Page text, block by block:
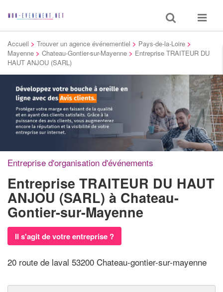
Toggle
search
Toggle
Accueil > Trouver un agence événementiel > Pays-de-la-Loire >
Mayenne > Chateau-Gontier-sur-Mayenne > Entreprise TRAITEUR DU
HAUT ANJOU (SARL)
Entreprise d'organisation d'événements
Entreprise TRAITEUR DU HAUT
ANJOU (SARL) à Chateau-
Gontier-sur-Mayenne
Il s'agit de votre entreprise ?
20 route de laval 53200 Chateau-gontier-sur-mayenne